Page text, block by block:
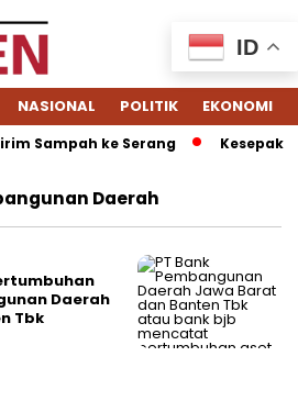
NASIONAL POLITIK EKONOMI
Sampah ke Serang
Daerah
Daerah
Tbk
ID